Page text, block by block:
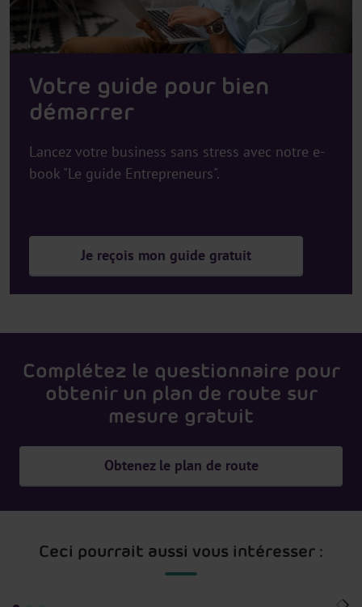
Votre guide pour bien
démarrer
Lancez votre business sans stress avec notre e-
book "Le guide Entrepreneurs".
Je reçois mon guide gratuit
Complétez le questionnaire pour
obtenir un plan de route sur
mesure gratuit
Obtenez le plan de route
Ceci pourrait aussi vous intéresser :